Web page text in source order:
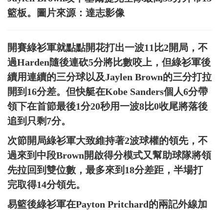
籃板。圖片來源：達志影像
開賽綠衫軍就點點開花打出一波11比2開局，不
過Harden隨後連砍5分將比數咬上，但綠衫軍後
續用連續的三分球以及Jaylen Brown的三分打拉
開到16分差。但快艇在Kobe Sanders個人6分帶
領下在首節最後1分20秒用一波8比0收尾將落後
追到只剩7分。
次節開局綠衫軍大致維持著2波球權的領先，不
過來到中段Brown開啟得分模式又幫助球隊將領
先拉回到雙位數，最多來到18分差距，半場打
完取得14分領先。
易籃後綠衫軍在Payton Pritchard的兩記外線加